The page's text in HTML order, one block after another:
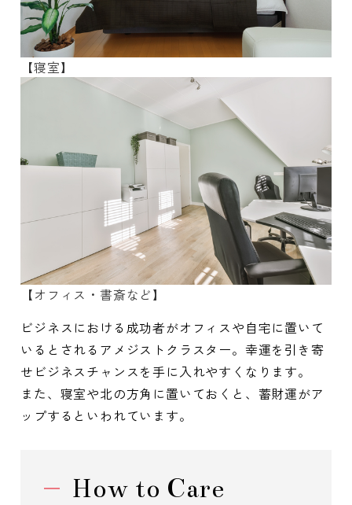
【寝室】
【オフィス・書斎など】
ビジネスにおける成功者がオフィスや自宅に置いて
いるとされるアメジストクラスター。幸運を引き寄
せビジネスチャンスを手に入れやすくなります。
また、寝室や北の方角に置いておくと、蓄財運がア
ップするといわれています。
How to Care